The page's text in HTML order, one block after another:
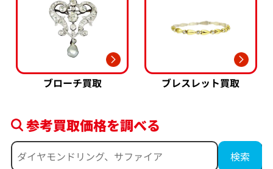
ブローチ買取 ブレスレット買取
参考買取価格を調べる